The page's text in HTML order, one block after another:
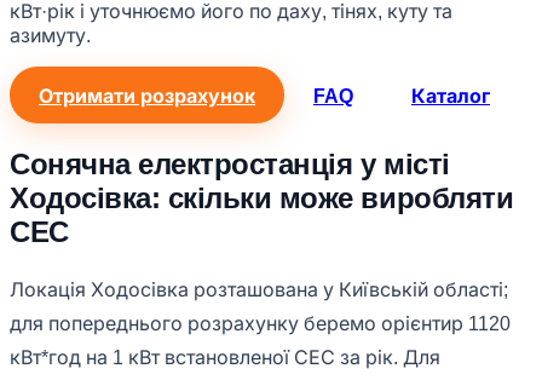
кВт·рік і уточнюємо його по даху, тінях, куту та
азимуту.
Отримати розрахунок FAQ Каталог
Сонячна електростанція у місті
Ходосівка: скільки може виробляти
СЕС
Локація Ходосівка розташована у Київській області;
для попереднього розрахунку беремо орієнтир 1120
кВт*год на 1 кВт встановленої СЕС за рік. Для